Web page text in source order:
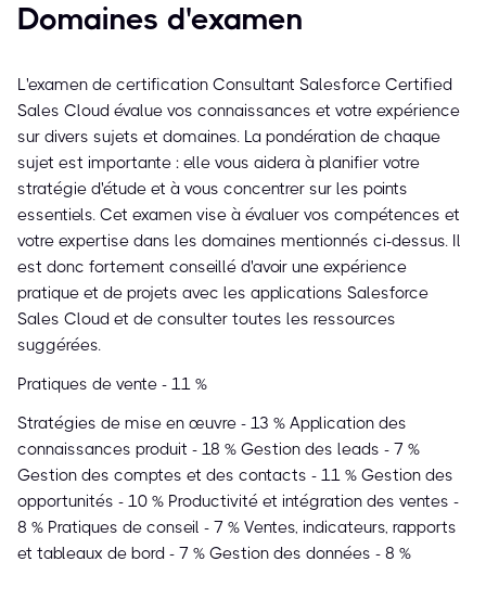
Domaines d'examen
L'examen de certification Consultant Salesforce Certified
Sales Cloud évalue vos connaissances et votre expérience
sur divers sujets et domaines. La pondération de chaque
sujet est importante : elle vous aidera à planifier votre
stratégie d'étude et à vous concentrer sur les points
essentiels. Cet examen vise à évaluer vos compétences et
votre expertise dans les domaines mentionnés ci-dessus. Il
est donc fortement conseillé d'avoir une expérience
pratique et de projets avec les applications Salesforce
Sales Cloud et de consulter toutes les ressources
suggérées.
Pratiques de vente - 11 %
Stratégies de mise en œuvre - 13 % Application des
connaissances produit - 18 % Gestion des leads - 7 %
Gestion des comptes et des contacts - 11 % Gestion des
opportunités - 10 % Productivité et intégration des ventes -
8 % Pratiques de conseil - 7 % Ventes, indicateurs, rapports
et tableaux de bord - 7 % Gestion des données - 8 %